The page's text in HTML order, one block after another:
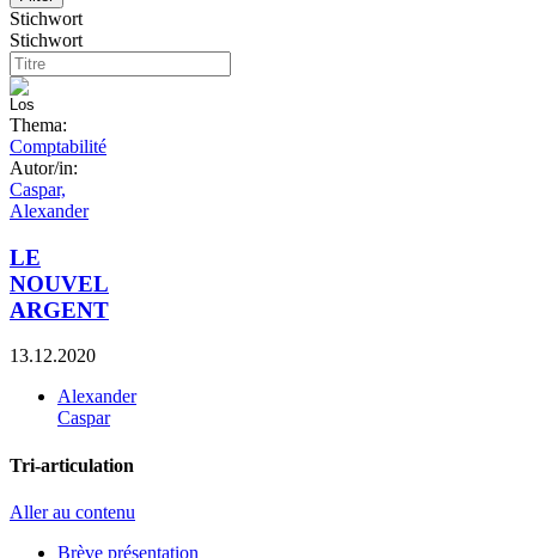
Stichwort
Stichwort
Thema:
Comptabilité
Autor/in:
Caspar,
Alexander
LE
NOUVEL
ARGENT
13.12.2020
Alexander
Caspar
Tri-articulation
Aller au contenu
Brève présentation